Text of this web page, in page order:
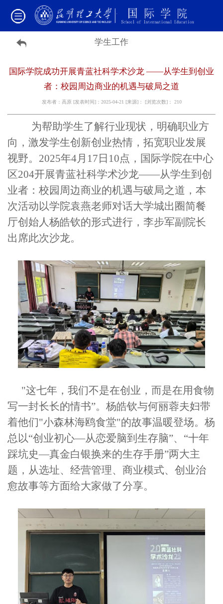
学生工作
国际学院成功开展青蓝社科学术沙龙 ——从学生到创业
者：校园周边商业的机遇与破局之道
发布者：高原 [发表时间]：2025-04-21 [来源]： [浏览次数]： 210
为帮助学生了解行业现状，明确职业方
向，激发学生创新创业热情，拓宽职业发展
视野。2025年4月17日10点，国际学院在中心
区204开展青蓝社科学术沙龙——从学生到创
业者：校园周边商业的机遇与破局之道，本
次活动以学院袁燕老师对话大学城出圈简餐
厅创始人杨皓钦的形式进行，李步军副院长
出席此次沙龙。
"这七年，我们不是在创业，而是在用食物
写一封长长的情书”。 杨皓钦与何丽蓉夫妇带
着他们"小森林海鸥食堂"的故事温暖登场。 杨
总以“创业初心—从恋爱脑到生存脑”、“十年
踩坑史—真金白银换来的生存手册”两大主
题，从选址、经营管理、商业模式、创业治
愈故事等方面给大家做了分享。